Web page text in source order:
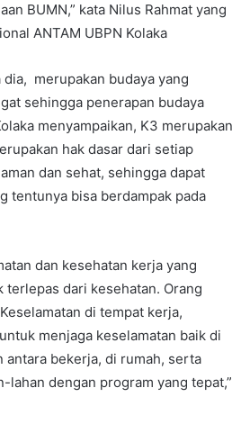
BUMN,” kata Nilus Rahmat yang
ANTAM UBPN Kolaka
merupakan budaya yang
sehingga penerapan budaya
menyampaikan, K3 merupakan
hak dasar dari setiap
dan sehat, sehingga dapat
tentunya bisa berdampak pada
dan kesehatan kerja yang
terlepas dari kesehatan. Orang
di tempat kerja,
menjaga keselamatan baik di
antara bekerja, di rumah, serta
dengan program yang tepat,”